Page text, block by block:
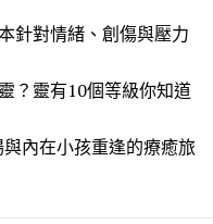
針對情緒、創傷與壓力
？靈有10個等級你知道
內在小孩重逢的療癒旅